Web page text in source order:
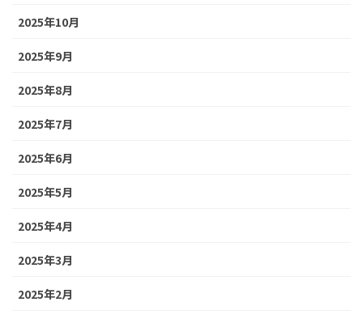
2025年10月
2025年9月
2025年8月
2025年7月
2025年6月
2025年5月
2025年4月
2025年3月
2025年2月